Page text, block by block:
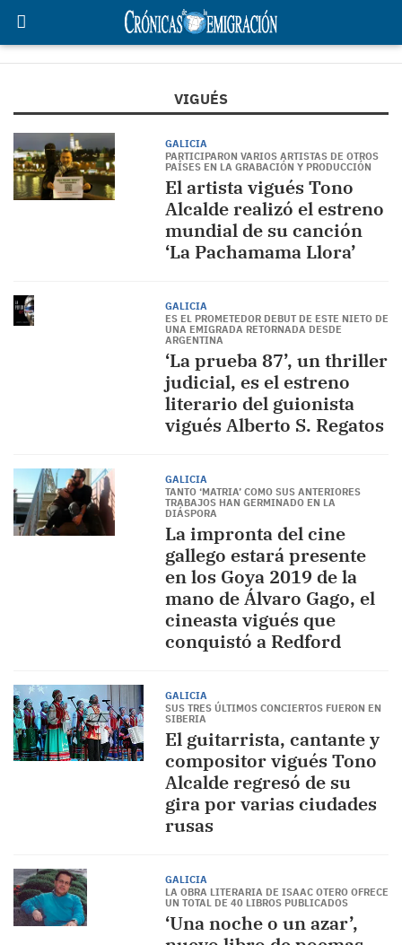
VIGUÉS
GALICIA
PARTICIPARON VARIOS ARTISTAS DE OTROS
PAÍSES EN LA GRABACIÓN Y PRODUCCIÓN
El artista vigués Tono
Alcalde realizó el estreno
mundial de su canción
‘La Pachamama Llora’
GALICIA
ES EL PROMETEDOR DEBUT DE ESTE NIETO DE
UNA EMIGRADA RETORNADA DESDE
ARGENTINA
‘La prueba 87’, un thriller
judicial, es el estreno
literario del guionista
vigués Alberto S. Regatos
GALICIA
TANTO ‘MATRIA’ COMO SUS ANTERIORES
TRABAJOS HAN GERMINADO EN LA
DIÁSPORA
La impronta del cine
gallego estará presente
en los Goya 2019 de la
mano de Álvaro Gago, el
cineasta vigués que
conquistó a Redford
GALICIA
SUS TRES ÚLTIMOS CONCIERTOS FUERON EN
SIBERIA
El guitarrista, cantante y
compositor vigués Tono
Alcalde regresó de su
gira por varias ciudades
rusas
GALICIA
LA OBRA LITERARIA DE ISAAC OTERO OFRECE
UN TOTAL DE 40 LIBROS PUBLICADOS
‘Una noche o un azar’,